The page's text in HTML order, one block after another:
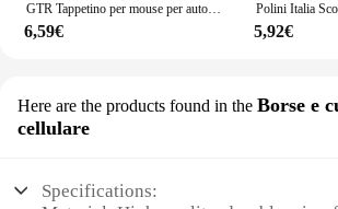
GTR Tappetino per mouse per auto sportiva Accessori da gioco Tastiera per giocatori da ufficio Tappetino da scrivania antiscivolo per laptop Tappetino per mouse grande fiore di ciliegio rosa
6,59€ 5,92€
Here are the products found in the Borse e
cellulare
Specifications: